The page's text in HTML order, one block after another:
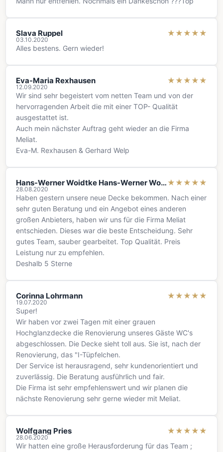
Slava Ruppel
03.10.2020
★ ★ ★ ★ ★
Alles bestens. Gern wieder!
Eva-Maria Rexhausen
12.09.2020
★ ★ ★ ★ ★
Wir sind sehr begeistert vom netten Team und von der
hervorragenden Arbeit die mit einer TOP- Qualität
ausgestattet ist.
Auch mein nächster Auftrag geht wieder an die Firma
Meliat.
Eva-M. Rexhausen & Gerhard Welp
Hans-Werner Woidtke Hans-Werner Woidtke
28.08.2020
★ ★ ★ ★ ★
Haben gestern unsere neue Decke bekommen. Nach einer
sehr guten Beratung und ein Angebot eines anderen
großen Anbieters, haben wir uns für die Firma Meliat
entschieden. Dieses war die beste Entscheidung. Sehr
gutes Team, sauber gearbeitet. Top Qualität. Preis
Leistung nur zu empfehlen.
Deshalb 5 Sterne
Corinna Lohrmann
19.07.2020
★ ★ ★ ★ ★
Super!
Wir haben vor zwei Tagen mit einer grauen
Hochglanzdecke die Renovierung unseres Gäste WC's
abgeschlossen. Die Decke sieht toll aus. Sie ist, nach der
Renovierung, das "I-Tüpfelchen.
Der Service ist herausragend, sehr kundenorientiert und
zuverlässig. Die Beratung ausführlich und fair.
Die Firma ist sehr empfehlenswert und wir planen die
nächste Renovierung sehr gerne wieder mit Meliat.
Wolfgang Pries
28.06.2020
★ ★ ★ ★ ★
Wir hatten eine große Herausforderung für das Team ;